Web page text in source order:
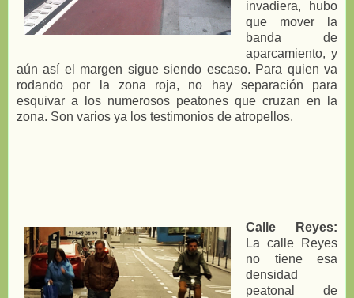
invadiera, hubo
que mover la
banda de
aparcamiento, y
aún así el margen sigue siendo escaso. Para quien va
rodando por la zona roja, no hay separación para
esquivar a los numerosos peatones que cruzan en la
zona. Son varios ya los testimonios de atropellos.
Calle Reyes:
La calle Reyes
no tiene esa
densidad
peatonal de